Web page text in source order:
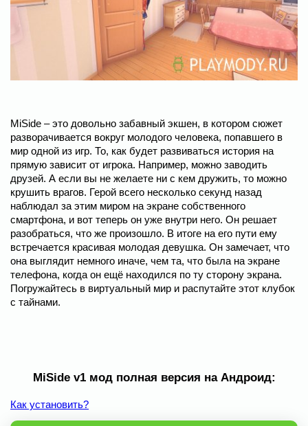
MiSide – это довольно забавный экшен, в котором сюжет
разворачивается вокруг молодого человека, попавшего в
мир одной из игр. То, как будет развиваться история на
прямую зависит от игрока. Например, можно заводить
друзей. А если вы не желаете ни с кем дружить, то можно
крушить врагов. Герой всего несколько секунд назад
наблюдал за этим миром на экране собственного
смартфона, и вот теперь он уже внутри него. Он решает
разобраться, что же произошло. В итоге на его пути ему
встречается красивая молодая девушка. Он замечает, что
она выглядит немного иначе, чем та, что была на экране
телефона, когда он ещё находился по ту сторону экрана.
Погружайтесь в виртуальный мир и распутайте этот клубок
с тайнами.
MiSide v1 мод полная версия на Андроид:
Как установить?